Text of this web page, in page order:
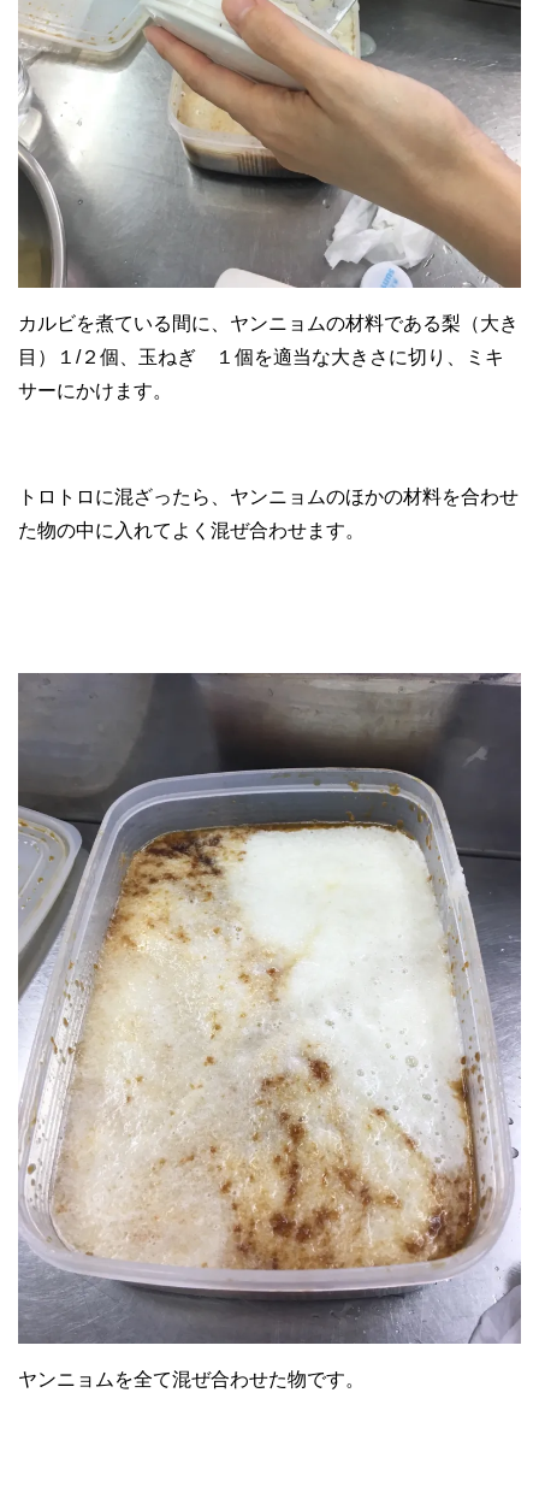
カルビを煮ている間に、ヤンニョムの材料である梨（大き
目）１/２個、玉ねぎ １個を適当な大きさに切り、ミキ
サーにかけます。
トロトロに混ざったら、ヤンニョムのほかの材料を合わせ
た物の中に入れてよく混ぜ合わせます。
ヤンニョムを全て混ぜ合わせた物です。